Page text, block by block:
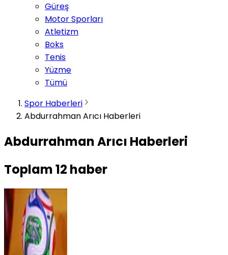
Güreş
Motor Sporları
Atletizm
Boks
Tenis
Yüzme
Tümü
Spor Haberleri
Abdurrahman Arıcı Haberleri
Abdurrahman Arıcı Haberleri
Toplam12 haber